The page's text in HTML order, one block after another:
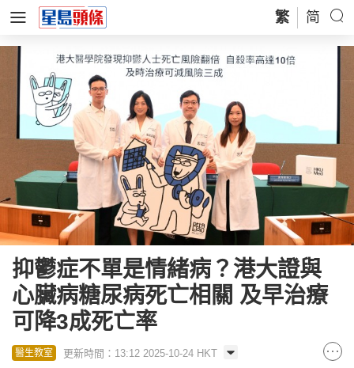
繁 简
抑鬱症不單是情緒病？港大證與
心臟病糖尿病死亡相關 及早治療
可降3成死亡率
醫生教室 更新時間：13:12 2025-10-24 HKT